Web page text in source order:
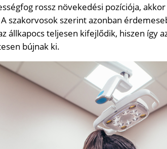
rossz növekedési pozíciója,
szakorvosok szerint azonban
állkapocs teljesen kifejlődik, hiszen így
bújnak ki.